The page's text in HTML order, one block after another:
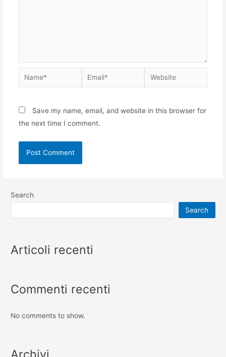
Save my name, email, and website in this browser for
the next time I comment.
Search
Search
Articoli recenti
Commenti recenti
No comments to show.